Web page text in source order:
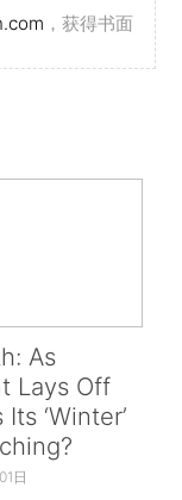
，获得书面
As
Lays Off
‘Winter’
日